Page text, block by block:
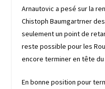
Arnautovic a pesé sur la
Chistoph Baumgartrner
seulement un point de
reste possible pour les
encore terminer en tête
En bonne position pour